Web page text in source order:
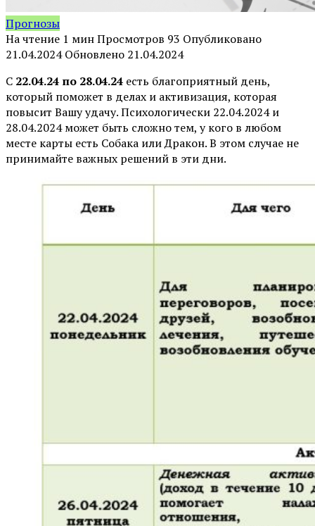
Прогнозы
На чтение 1 минПросмотров 93 Опубликовано
21.04.2024 Обновлено 21.04.2024
С 22.04.24 по 28.04.24 есть благоприятный день,
который поможет в делах и активизация, которая
повысит Вашу удачу. Психологически 22.04.2024 и
28.04.2024 может быть сложно тем, у кого в любом
месте карты есть Собака или Дракон. В этом случае не
принимайте важных решений в эти дни.